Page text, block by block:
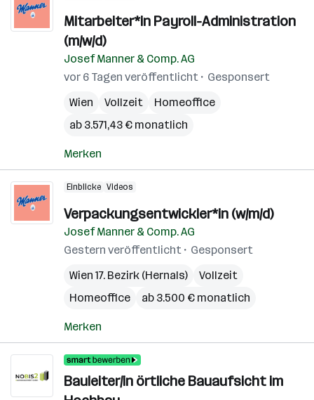
Mitarbeiter*in Payroll-Administration
(m/w/d)
Josef Manner & Comp. AG
vor 6 Tagen veröffentlicht
Gesponsert
Wien
Vollzeit
Homeoffice
ab 3.571,43 € monatlich
Merken
Einblicke Videos
Verpackungsentwickler*in (w/m/d)
Josef Manner & Comp. AG
Gestern veröffentlicht
Gesponsert
Wien 17. Bezirk (Hernals)
Vollzeit
Homeoffice
ab 3.500 € monatlich
Merken
Bauleiter/in örtliche Bauaufsicht im